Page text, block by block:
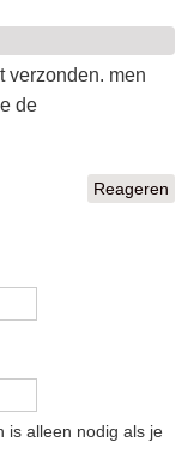
verzonden. men
de
Reageren
is alleen nodig als je